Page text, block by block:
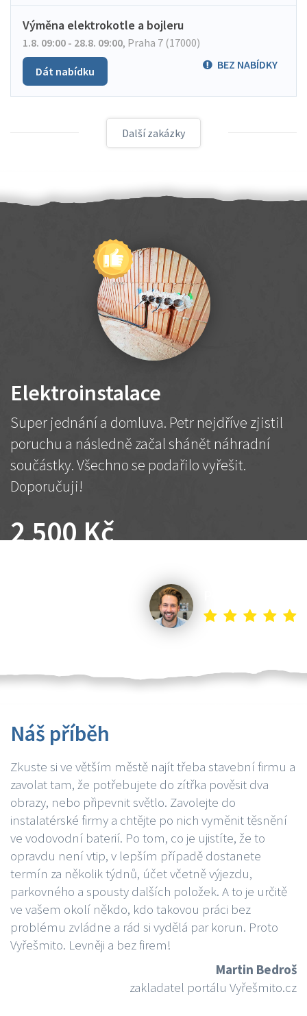
Výměna elektrokotle a bojleru
1.8. 09:00 - 28.8. 09:00, Praha 7 (17000)
BEZ NABÍDKY
Dát nabídku
Další zakázky
Elektroinstalace
Super jednání a domluva. Petr nejdříve zjistil
poruchu a následně začal shánět náhradní
součástky. Všechno se podařilo vyřešit.
Doporučuji!
2 500 Kč
Náš příběh
Zkuste si ve větším městě najít třeba stavební firmu a
zavolat tam, že potřebujete do zítřka pověsit dva
obrazy, nebo připevnit světlo. Zavolejte do
instalatérské firmy a chtějte po nich vyměnit těsnění
ve vodovodní baterií. Po tom, co je ujistíte, že to
opravdu není vtip, v lepším případě dostanete
termín za několik týdnů, účet včetně výjezdu,
parkovného a spousty dalších položek. A to je určitě
ve vašem okolí někdo, kdo takovou práci bez
problému zvládne a rád si vydělá par korun. Proto
Vyřešmito. Levněji a bez firem!
Martin Bedroš
zakladatel portálu Vyřešmito.cz